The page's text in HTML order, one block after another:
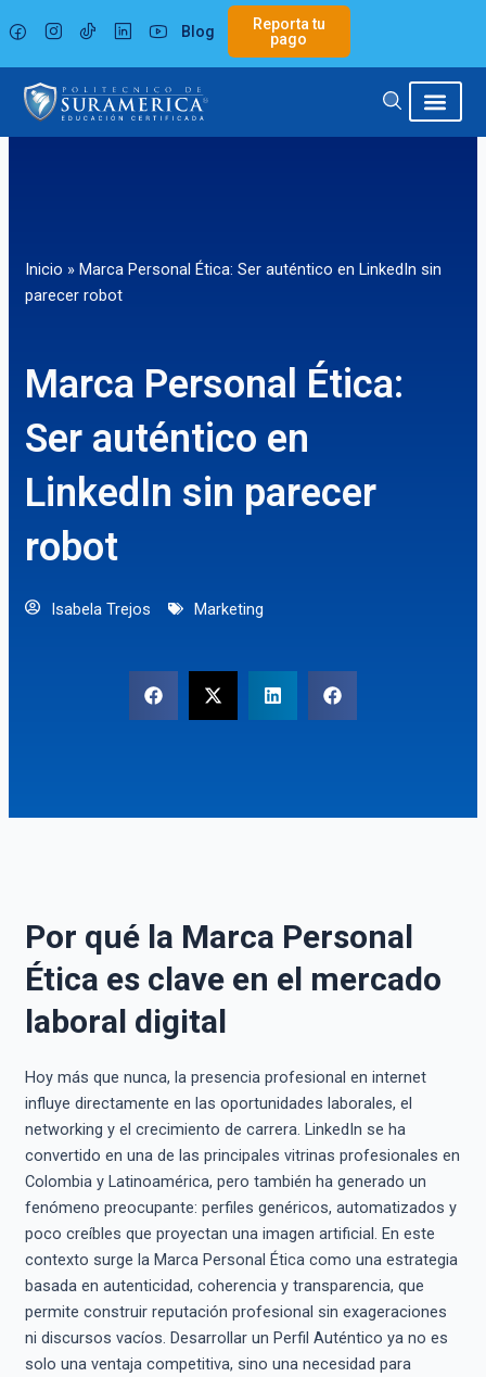
al
contenido
Blog
Reporta tu
pago
Inicio » Marca Personal Ética: Ser auténtico en LinkedIn sin
parecer robot
Marca Personal Ética:
Ser auténtico en
LinkedIn sin parecer
robot
Isabela Trejos Marketing
Por qué la Marca Personal
Ética es clave en el mercado
laboral digital
Hoy más que nunca, la presencia profesional en internet
influye directamente en las oportunidades laborales, el
networking y el crecimiento de carrera. LinkedIn se ha
convertido en una de las principales vitrinas profesionales en
Colombia y Latinoamérica, pero también ha generado un
fenómeno preocupante: perfiles genéricos, automatizados y
poco creíbles que proyectan una imagen artificial. En este
contexto surge la Marca Personal Ética como una estrategia
basada en autenticidad, coherencia y transparencia, que
permite construir reputación profesional sin exageraciones
ni discursos vacíos. Desarrollar un Perfil Auténtico ya no es
solo una ventaja competitiva, sino una necesidad para